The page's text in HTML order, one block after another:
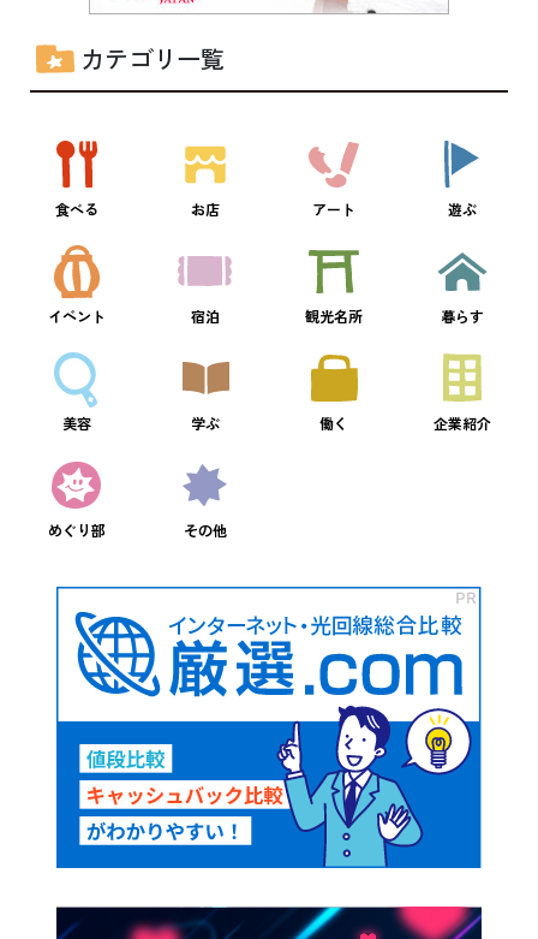
カテゴリ一覧
食べる お店 アート 遊ぶ
イベント 宿泊 観光名所 暮らす
美容 学ぶ 働く 企業紹介
めぐり部 その他